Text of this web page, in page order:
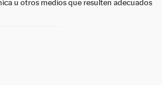
u otros medios que resulten adecuados